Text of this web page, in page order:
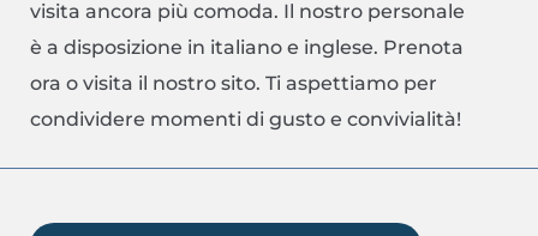
visita ancora più comoda. Il nostro personale
è a disposizione in italiano e inglese. Prenota
ora o visita il nostro sito. Ti aspettiamo per
condividere momenti di gusto e convivialità!